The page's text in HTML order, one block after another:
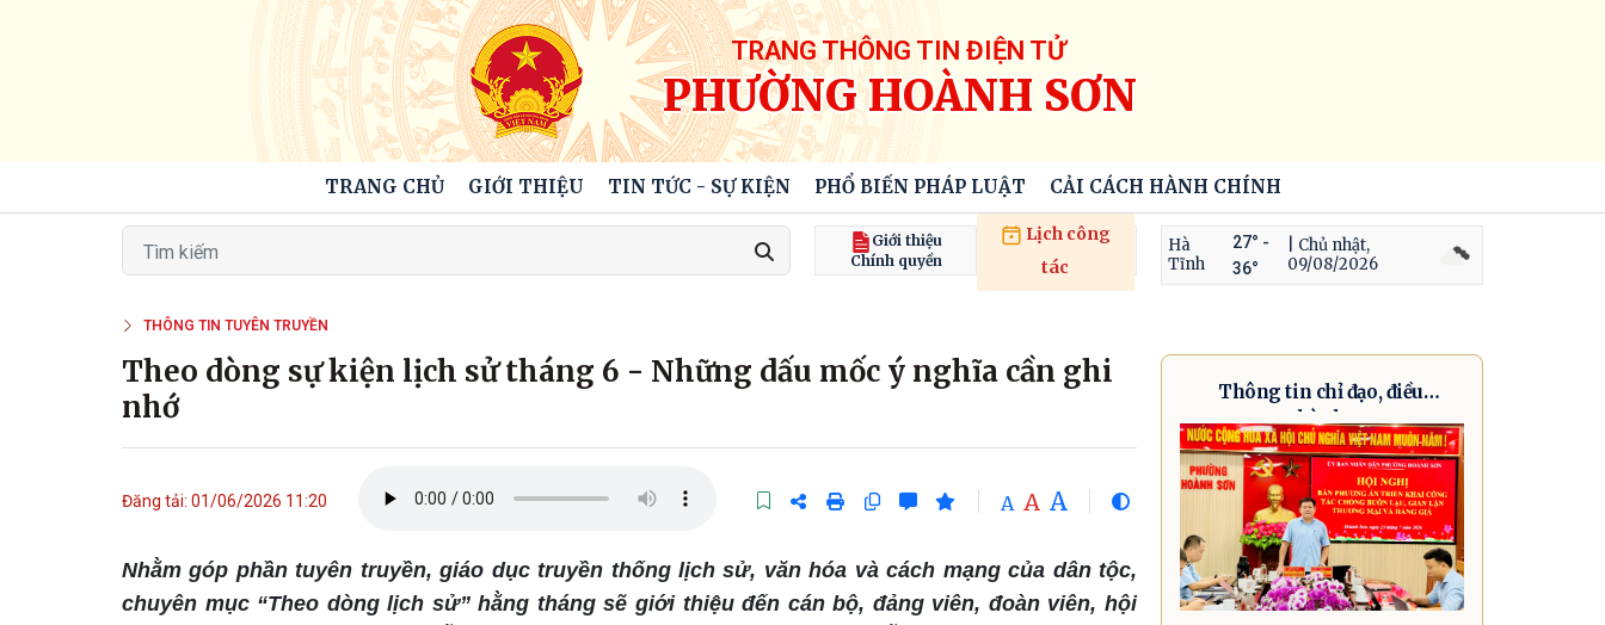
TRANG THÔNG TIN ĐIỆN TỬ
PHƯỜNG HOÀNH SƠN
TRANG CHỦ GIỚI THIỆU TIN TỨC - SỰ KIỆN PHỔ BIẾN PHÁP LUẬT CẢI CÁCH HÀNH CHÍNH
Giới thiệu
Chính quyền
Lịch công
tác
Hà
Tĩnh
27° -
36°
| Chủ nhật,
09/08/2026
THÔNG TIN TUYÊN TRUYỀN
Theo dòng sự kiện lịch sử tháng 6 - Những dấu mốc ý nghĩa cần ghi
nhớ
Đăng tải: 01/06/2026 11:20 A A A
Nhằm góp phần tuyên truyền, giáo dục truyền thống lịch sử, văn hóa và cách mạng của dân tộc,
chuyên mục “Theo dòng lịch sử” hằng tháng sẽ giới thiệu đến cán bộ, đảng viên, đoàn viên, hội
Thông tin chỉ đạo, điều
hành